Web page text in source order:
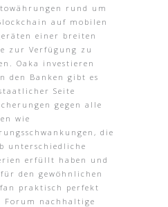
rund um
auf mobilen
einer breiten
zur Verfügung zu
Oaka investieren
den Banken gibt es
Seite
gegen alle
wie
die
unterschiedliche
erfüllt haben und
den gewöhnlichen
praktisch perfekt
Forum nachhaltige